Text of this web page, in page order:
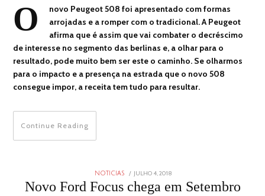
O
novo Peugeot 508 foi apresentado com formas
arrojadas e a romper com o tradicional. A Peugeot
afirma que é assim que vai combater o decréscimo
de interesse no segmento das berlinas e, a olhar para o
resultado, pode muito bem ser este o caminho. Se olharmos
para o impacto e a presença na estrada que o novo 508
consegue impor, a receita tem tudo para resultar.
Continue Reading
NOTICIAS
POSTED
ON
JULHO 4, 2018
2018
Novo Ford Focus chega em Setembro